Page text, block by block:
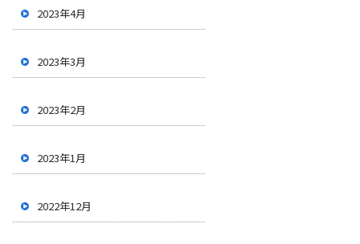
2023年4月
2023年3月
2023年2月
2023年1月
2022年12月